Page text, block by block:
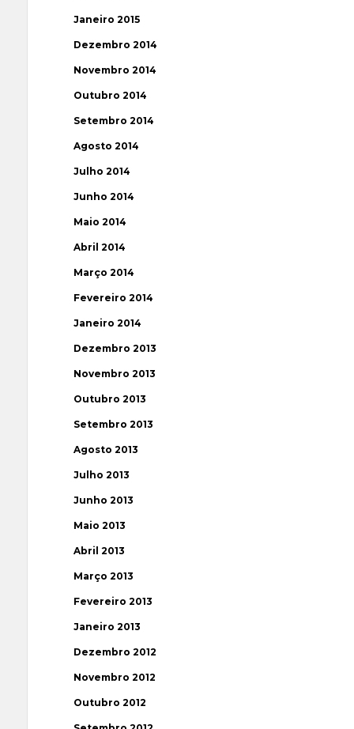
Janeiro 2015
Dezembro 2014
Novembro 2014
Outubro 2014
Setembro 2014
Agosto 2014
Julho 2014
Junho 2014
Maio 2014
Abril 2014
Março 2014
Fevereiro 2014
Janeiro 2014
Dezembro 2013
Novembro 2013
Outubro 2013
Setembro 2013
Agosto 2013
Julho 2013
Junho 2013
Maio 2013
Abril 2013
Março 2013
Fevereiro 2013
Janeiro 2013
Dezembro 2012
Novembro 2012
Outubro 2012